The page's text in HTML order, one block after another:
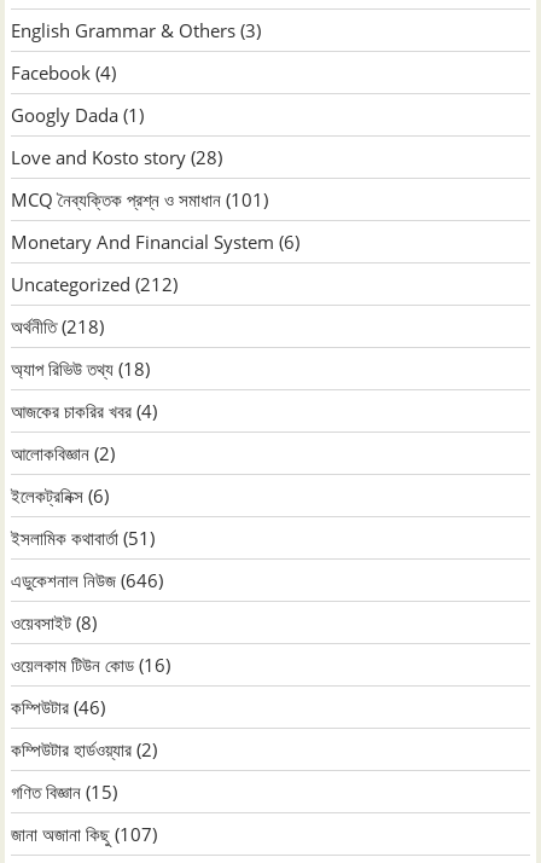
English Grammar & Others (3)
Facebook (4)
Googly Dada (1)
Love and Kosto story (28)
MCQ নৈব্যক্তিক প্রশ্ন ও সমাধান (101)
Monetary And Financial System (6)
Uncategorized (212)
অর্থনীতি(218)
অ্যাপ রিভিউ তথ্য (18)
আজকের চাকরির খবর (4)
আলোকবিজ্ঞান (2)
ইলেকট্রনিক্স (6)
ইসলামিক কথাবার্তা (51)
এডুকেশনাল নিউজ (646)
ওয়েবসাইট (8)
ওয়েলকাম টিউন কোড (16)
কম্পিউটার (46)
কম্পিউটার হার্ডওয়্যার (2)
গণিত বিজ্ঞান (15)
জানা অজানা কিছু (107)